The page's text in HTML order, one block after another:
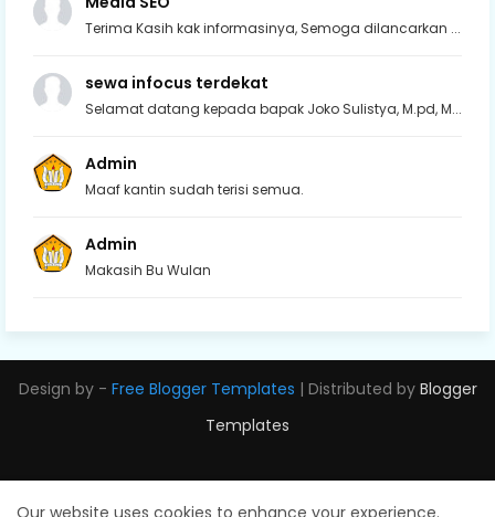
Terima Kasih kak informasinya, Semoga dilancarkan ...
sewa infocus terdekat
Selamat datang kepada bapak Joko Sulistya, M.pd, M...
Admin
Maaf kantin sudah terisi semua.
Admin
Makasih Bu Wulan
Design by - Free Blogger Templates | Distributed by Blogger
Templates
Our website uses cookies to enhance your experience.